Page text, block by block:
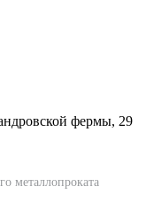
фермы, 29
металлопроката